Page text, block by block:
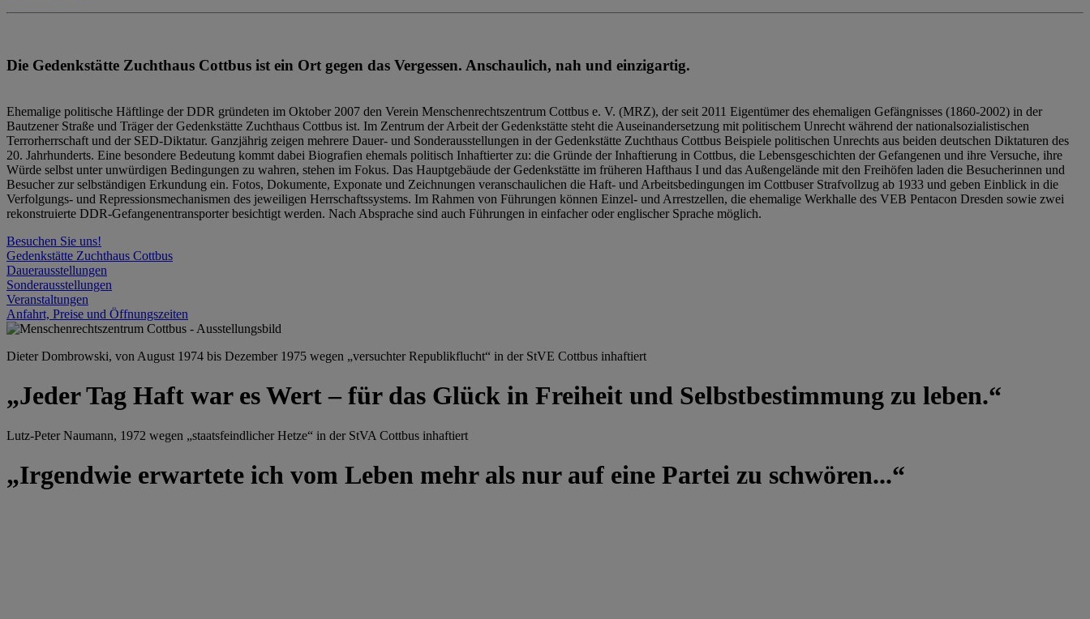
Die Gedenkstätte Zuchthaus Cottbus ist ein Ort gegen das Vergessen. Anschaulich, nah und einzigartig.
Ehemalige politische Häftlinge der DDR gründeten im Oktober 2007 den Verein Menschenrechtszentrum Cottbus e. V. (MRZ), der seit 2011 Eigentümer des ehemaligen Gefängnisses (1860-2002) in der
Bautzener Straße und Träger der Gedenkstätte Zuchthaus Cottbus ist. Im Zentrum der Arbeit der Gedenkstätte steht die Auseinandersetzung mit politischem Unrecht während der nationalsozialistischen
Terrorherrschaft und der SED-Diktatur. Ganzjährig zeigen mehrere Dauer- und Sonderausstellungen in der Gedenkstätte Zuchthaus Cottbus Beispiele politischen Unrechts aus beiden deutschen Diktaturen des
20. Jahrhunderts. Eine besondere Bedeutung kommt dabei Biografien ehemals politisch Inhaftierter zu: die Gründe der Inhaftierung in Cottbus, die Lebensgeschichten der Gefangenen und ihre Versuche, ihre
Würde selbst unter unwürdigen Bedingungen zu wahren, stehen im Fokus. Das Hauptgebäude der Gedenkstätte im früheren Hafthaus I und das Außengelände mit den Freihöfen laden die Besucherinnen und
Besucher zur selbständigen Erkundung ein. Fotos, Dokumente, Exponate und Zeichnungen veranschaulichen die Haft- und Arbeitsbedingungen im Cottbuser Strafvollzug ab 1933 und geben Einblick in die
Verfolgungs- und Repressionsmechanismen des jeweiligen Herrschaftssystems. Im Rahmen von Führungen können Einzel- und Arrestzellen, die ehemalige Werkhalle des VEB Pentacon Dresden sowie zwei
rekonstruierte DDR-Gefangenentransporter besichtigt werden. Nach Absprache sind auch Führungen in einfacher oder englischer Sprache möglich.
Besuchen Sie uns!
Gedenkstätte Zuchthaus Cottbus
Dauerausstellungen
Sonderausstellungen
Veranstaltungen
Anfahrt, Preise und Öffnungszeiten
Dieter Dombrowski, von August 1974 bis Dezember 1975 wegen „versuchter Republikflucht“ in der StVE Cottbus inhaftiert
„Jeder Tag Haft war es Wert – für das Glück in Freiheit und Selbstbestimmung zu leben.“
Lutz-Peter Naumann, 1972 wegen „staatsfeindlicher Hetze“ in der StVA Cottbus inhaftiert
„Irgendwie erwartete ich vom Leben mehr als nur auf eine Partei zu schwören...“